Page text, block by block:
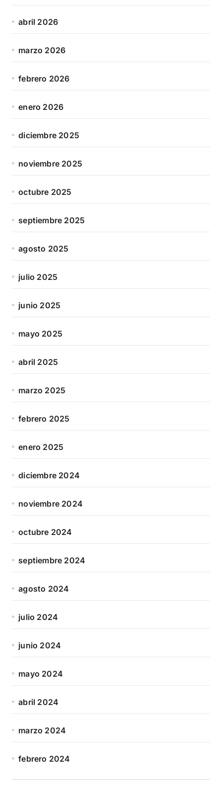
abril 2026
marzo 2026
febrero 2026
enero 2026
diciembre 2025
noviembre 2025
octubre 2025
septiembre 2025
agosto 2025
julio 2025
junio 2025
mayo 2025
abril 2025
marzo 2025
febrero 2025
enero 2025
diciembre 2024
noviembre 2024
octubre 2024
septiembre 2024
agosto 2024
julio 2024
junio 2024
mayo 2024
abril 2024
marzo 2024
febrero 2024